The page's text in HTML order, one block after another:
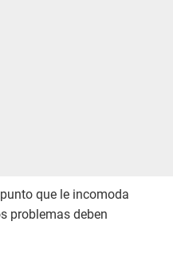
que le incomoda
problemas deben